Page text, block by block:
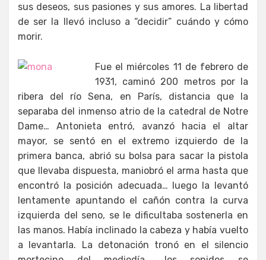
sus deseos, sus pasiones y sus amores. La libertad
de ser la llevó incluso a “decidir” cuándo y cómo
morir.
Fue el miércoles 11 de febrero de
1931, caminó 200 metros por la
ribera del río Sena, en París, distancia que la
separaba del inmenso atrio de la catedral de Notre
Dame… Antonieta entró, avanzó hacia el altar
mayor, se sentó en el extremo izquierdo de la
primera banca, abrió su bolsa para sacar la pistola
que llevaba dispuesta, maniobró el arma hasta que
encontró la posición adecuada… luego la levantó
lentamente apuntando el cañón contra la curva
izquierda del seno, se le dificultaba sostenerla en
las manos. Había inclinado la cabeza y había vuelto
a levantarla. La detonación tronó en el silencio